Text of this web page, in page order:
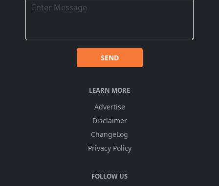
SEND
LEARN MORE
Advertise
Disclaimer
ChangeLog
Privacy Policy
FOLLOW US